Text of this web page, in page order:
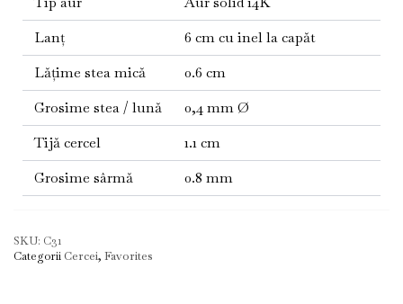
Lanț
6 cm cu inel la capăt
Lățime stea mică
0.6 cm
Grosime stea / lună
0,4 mm Ø
Tijă cercel
1.1 cm
Grosime sârmă
0.8 mm
SKU: C31
CategoriiCercei, Favorites